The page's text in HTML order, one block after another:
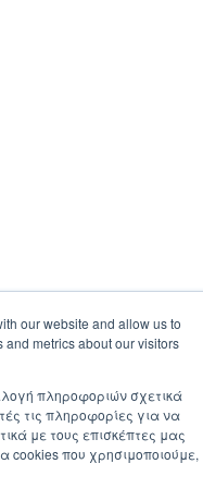
our website and allow us to
metrics about our visitors
πληροφοριών σχετικά
τις πληροφορίες για να
με τους επισκέπτες μας
cookies που χρησιμοποιούμε,